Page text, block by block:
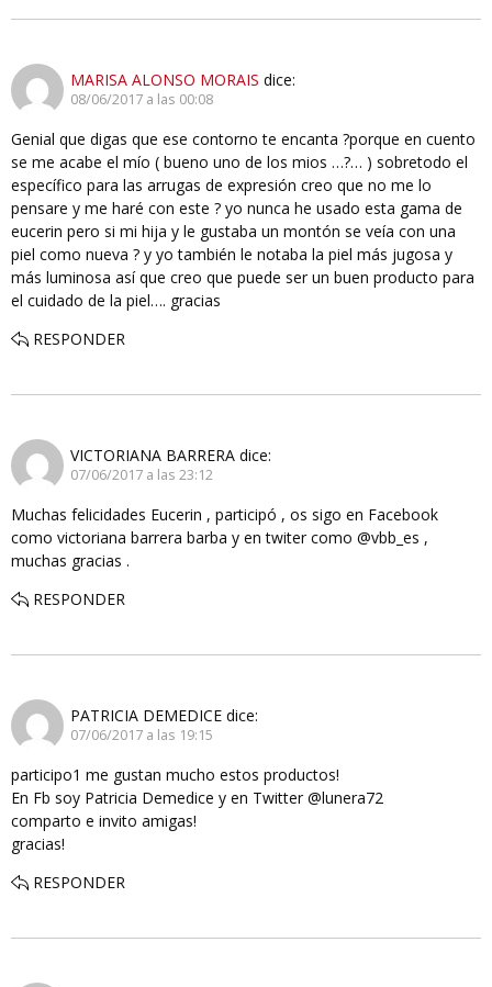
MARISA ALONSO MORAIS dice:
08/06/2017 a las 00:08
Genial que digas que ese contorno te encanta ?porque en cuento
se me acabe el mío ( bueno uno de los mios …?… ) sobretodo el
específico para las arrugas de expresión creo que no me lo
pensare y me haré con este ? yo nunca he usado esta gama de
eucerin pero si mi hija y le gustaba un montón se veía con una
piel como nueva ? y yo también le notaba la piel más jugosa y
más luminosa así que creo que puede ser un buen producto para
el cuidado de la piel…. gracias
RESPONDER
VICTORIANA BARRERA dice:
07/06/2017 a las 23:12
Muchas felicidades Eucerin , participó , os sigo en Facebook
como victoriana barrera barba y en twiter como @vbb_es ,
muchas gracias .
RESPONDER
PATRICIA DEMEDICE dice:
07/06/2017 a las 19:15
participo1 me gustan mucho estos productos!
En Fb soy Patricia Demedice y en Twitter @lunera72
comparto e invito amigas!
gracias!
RESPONDER